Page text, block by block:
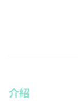
介紹